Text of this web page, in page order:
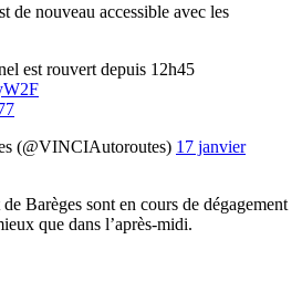
de nouveau accessible avec les
est rouvert depuis 12h45
(@VINCIAutoroutes) 17 janvier
Barèges sont en cours de dégagement
que dans l’après-midi.